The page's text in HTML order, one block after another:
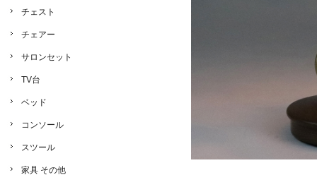
チェスト
チェアー
サロンセット
TV台
ベッド
コンソール
スツール
家具 その他